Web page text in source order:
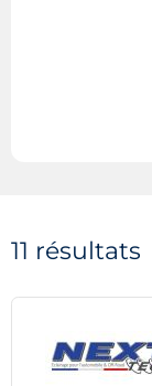
11 résultats